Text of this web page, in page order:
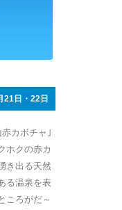
21日・22日
カボチャ｣
ホクの赤カ
き出る天然
る温泉を表
ころがだ～